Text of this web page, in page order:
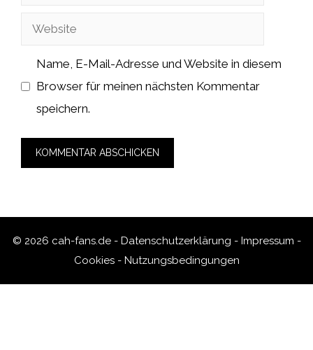
Adresse
Website
Name, E-Mail-Adresse und Website in diesem
Browser für meinen nächsten Kommentar
speichern.
© 2026 cah-fans.de - Datenschutzerklärung - Impressum -
Cookies- Nutzungsbedingungen